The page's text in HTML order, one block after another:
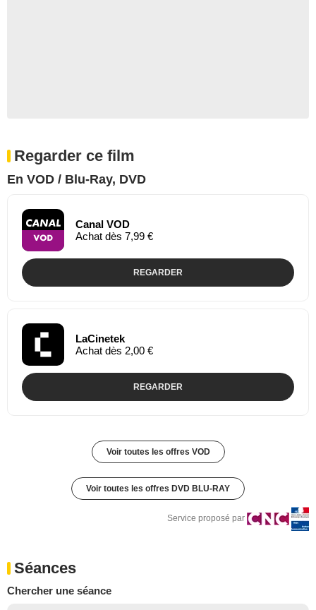
Regarder ce film
En VOD / Blu-Ray, DVD
Canal VOD
Achat dès 7,99 €
REGARDER
LaCinetek
Achat dès 2,00 €
REGARDER
Voir toutes les offres VOD
Voir toutes les offres DVD BLU-RAY
Service proposé par
Séances
Chercher une séance